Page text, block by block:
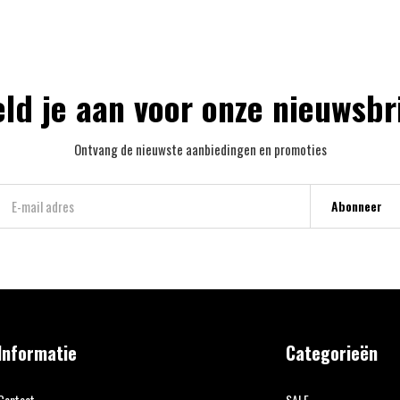
je aan voor onze
Ontvang de nieuwste aanbiedingen en promoties
Abonneer
Categorieën